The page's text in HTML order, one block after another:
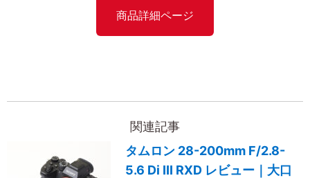
商品詳細ページ
関連記事
タムロン 28-200mm F/2.8-
5.6 Di III RXD レビュー｜大口